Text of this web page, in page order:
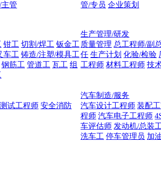
管
管/专员 企业策划
钳工 切割/焊工 钣金工
车工 铸造/注塑/模具工
钢筋工 管道工 瓦工 组
生产管理/研发
质量管理 总工程师/副
任 生产计划 化验/检验
工程师 材料工程师 技
测试工程师 安全消防
汽车制造/服务
汽车设计工程师 装配
程师 汽车电子工程师
车评估师 发动机/总装
洗车工 停车管理员 加